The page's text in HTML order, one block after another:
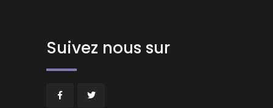
Suivez nous sur